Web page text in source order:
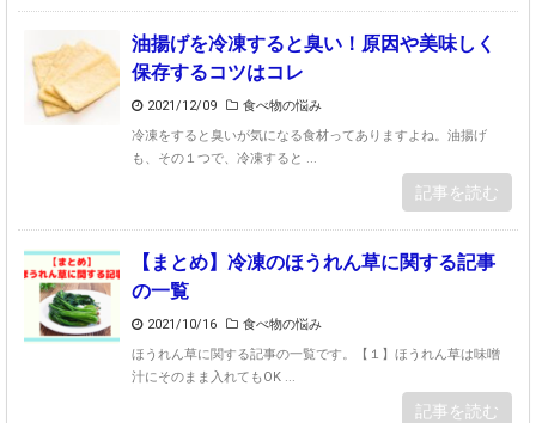
油揚げを冷凍すると臭い！原因や美味しく
保存するコツはコレ
2021/12/09
食べ物の悩み
冷凍をすると臭いが気になる食材ってありますよね。油揚げ
も、その１つで、冷凍すると ...
記事を読む
【まとめ】冷凍のほうれん草に関する記事
の一覧
2021/10/16
食べ物の悩み
ほうれん草に関する記事の一覧です。【１】ほうれん草は味噌
汁にそのまま入れてもOK ...
記事を読む